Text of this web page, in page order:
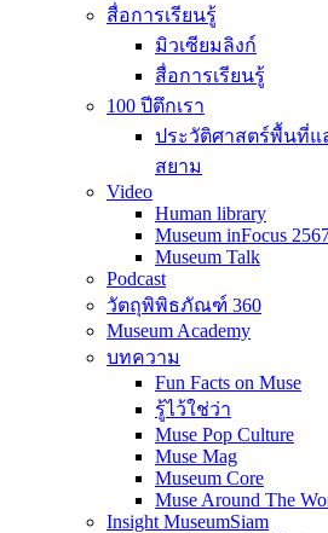
สื่อการเรียนรู้
มิวเซียมลิงก์
สื่อการเรียนรู้
100 ปีตึกเรา
ประวัติศาสตร์พื้นที่แ
สยาม
Video
Human library
Museum inFocus
Museum Talk
Podcast
วัตถุพิพิธภัณฑ์ 360
Museum Academy
บทความ
Fun Facts on Muse
รู้ไว้ใช่ว่า
Muse Pop Culture
Muse Mag
Museum Core
Muse Around The
Insight MuseumSiam